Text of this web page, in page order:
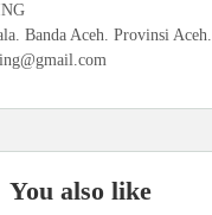
Banda Aceh. Provinsi Aceh.
You also like